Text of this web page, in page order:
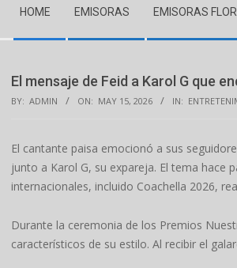
Navigation
Menu
HOME EMISORAS EMISORAS
El mensaje de Feid a Karol G que
BY: ADMIN ON: MAY 15, 2026 IN:
El cantante paisa emocionó a sus
junto a Karol G, su expareja. El tema hace
internacionales, incluido Coachella 2026,
Durante la ceremonia de los Premios
característicos de su estilo. Al recibir el